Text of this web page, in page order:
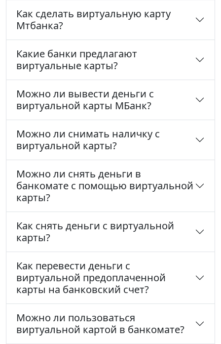
Как сделать виртуальную карту
Мтбанка?
Какие банки предлагают
виртуальные карты?
Можно ли вывести деньги с
виртуальной карты МБанк?
Можно ли снимать наличку с
виртуальной карты?
Можно ли снять деньги в
банкомате с помощью виртуальной
карты?
Как снять деньги с виртуальной
карты?
Как перевести деньги с
виртуальной предоплаченной
карты на банковский счет?
Можно ли пользоваться
виртуальной картой в банкомате?